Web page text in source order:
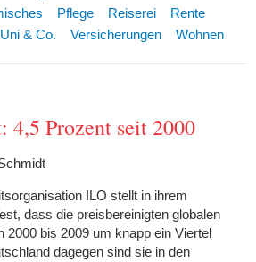
Pflege Reiserei
Rente
Uni & Co. Versicherungen Wohnen
4,5 Prozent seit 2000
ILO stellt in ihrem
dass die preisbereinigten globalen
2000 bis 2009 um knapp ein Viertel
dagegen sind sie in den